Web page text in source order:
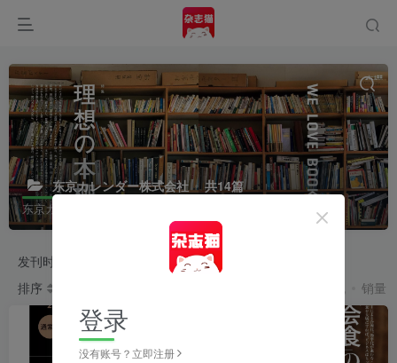
东京カレンダー株式会社 共14篇
东京カレンダー株式会社
发刊时间 2024
排序
销量
登录
没有账号？立即注册